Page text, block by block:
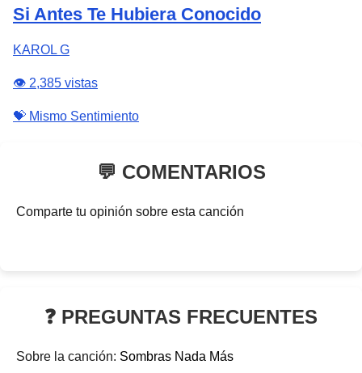
Si Antes Te Hubiera Conocido
KAROL G
👁️ 2,385 vistas
💝 Mismo Sentimiento
💬 COMENTARIOS
Comparte tu opinión sobre esta canción
❓ PREGUNTAS FRECUENTES
Sobre la canción: Sombras Nada Más